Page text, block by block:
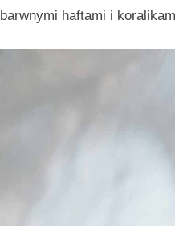
barwnymi haftami i